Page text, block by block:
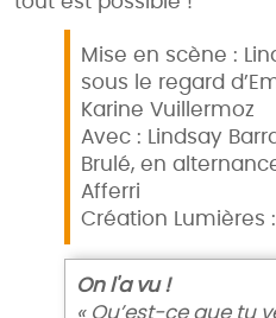
Mise en scène :
sous le regard
Karine Vuillermoz
Avec : Lindsay
Brulé, en
Afferri
Création Lumières
On l'a vu !
« Qu’est-ce que tu